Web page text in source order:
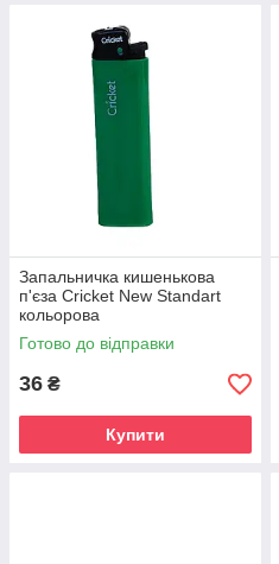
Запальничка кишенькова
п'єза Cricket New Standart
кольорова
Готово до відправки
36 ₴
Купити